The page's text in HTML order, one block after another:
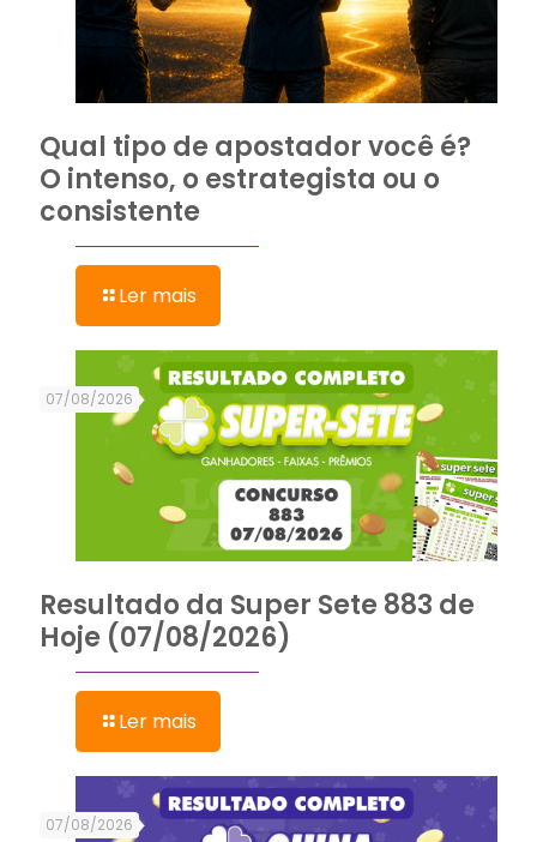
Qual tipo de apostador você é?
O intenso, o estrategista ou o
consistente
Ler mais
07/08/2026
Resultado da Super Sete 883 de
Hoje (07/08/2026)
Ler mais
07/08/2026